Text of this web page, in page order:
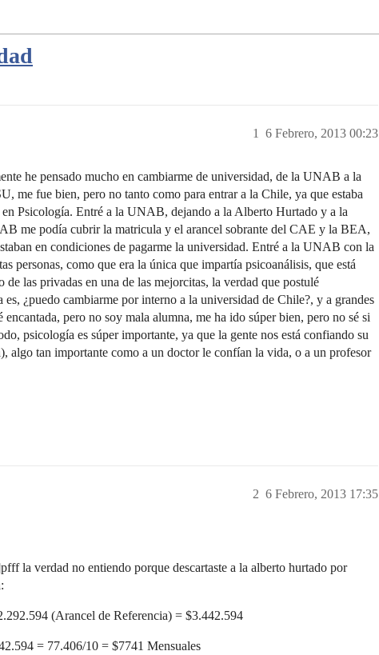
6 Febrero, 2013 00:23
1
he pensado mucho en cambiarme de universidad, de la UNAB a la
me fue bien, pero no tanto como para entrar a la Chile, ya que estaba
Psicología. Entré a la UNAB, dejando a la Alberto Hurtado y a la
me podía cubrir la matricula y el arancel sobrante del CAE y la BEA,
en condiciones de pagarme la universidad. Entré a la UNAB con la
personas, como que era la única que impartía psicoanálisis, que está
de las privadas en una de las mejorcitas, la verdad que postulé
es, ¿puedo cambiarme por interno a la universidad de Chile?, y a grandes
encantada, pero no soy mala alumna, me ha ido súper bien, pero no sé si
psicología es súper importante, ya que la gente nos está confiando su
algo tan importante como a un doctor le confían la vida, o a un profesor
6 Febrero, 2013 17:35
2
la verdad no entiendo porque descartaste a la alberto hurtado por
(Arancel de Referencia) = $3.442.594
= 77.406/10 = $7741 Mensuales